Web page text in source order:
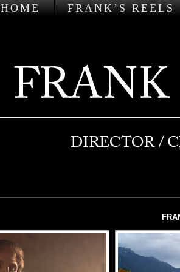
HOME FRANK’S REELS